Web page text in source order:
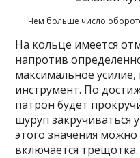
Чем больше число
На кольце имеется
напротив
максимальное
инструмент. По
патрон будет
шуруп закручиваться
этого значения
включается трещотка.